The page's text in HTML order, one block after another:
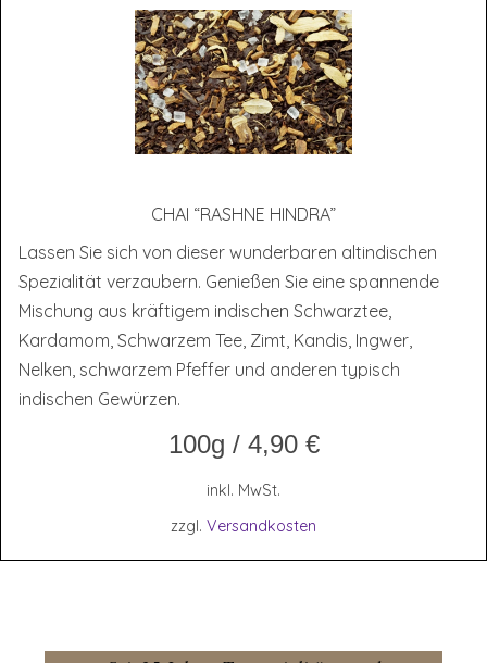
CHAI “RASH­NE HINDRA”
Lassen Sie sich von dieser wunderbaren altindischen
Spezialität verzaubern. Genießen Sie eine spannende
Mischung aus kräftigem indischen Schwarztee,
Kardamom, Schwarzem Tee, Zimt, Kandis, Ingwer,
Nelken, schwarzem Pfeffer und anderen typisch
indischen Gewürzen.
100g / 4,90 €
inkl. MwSt.
zzgl. Versandkosten